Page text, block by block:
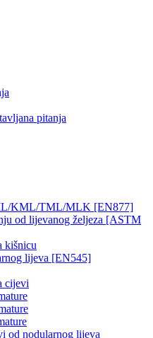
pitanja
KML/TML/MLK [EN877]
od lijevanog željeza [ASTM
kišnicu
lijeva [EN545]
cijevi
od nodularnog lijeva